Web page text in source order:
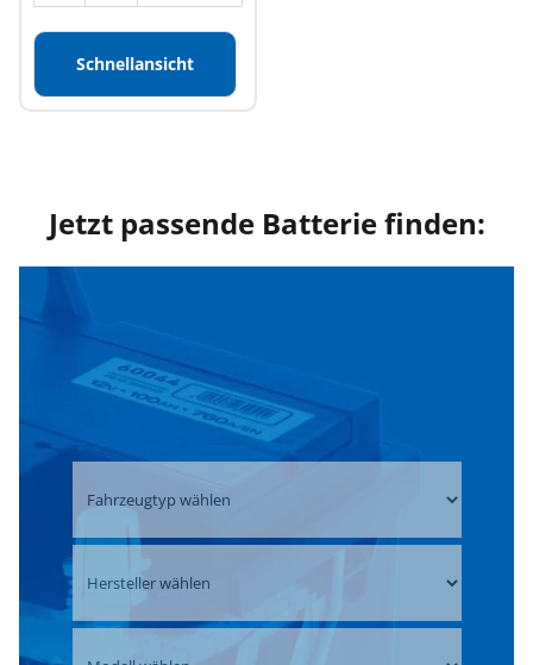
Schnellansicht
Jetzt passende Batterie finden: